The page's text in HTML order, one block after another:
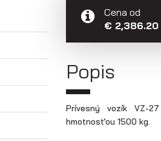
Cena od
€ 2,386.20
Popis
Prívesný vozík VZ-
hmotnosťou 1500 kg.